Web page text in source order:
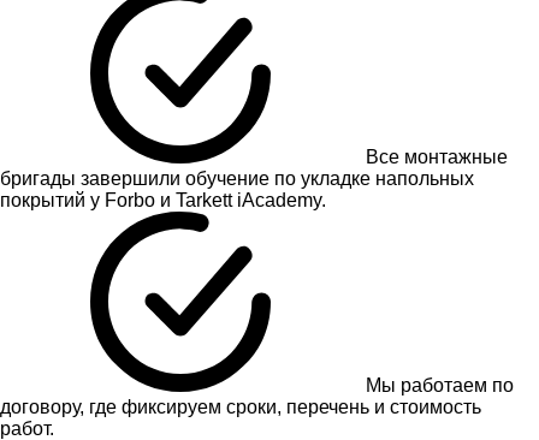
Все монтажные
бригады завершили обучение по укладке напольных
покрытий у Forbo и Tarkett iAcademy.
Мы работаем по
договору, где фиксируем сроки, перечень и стоимость
работ.